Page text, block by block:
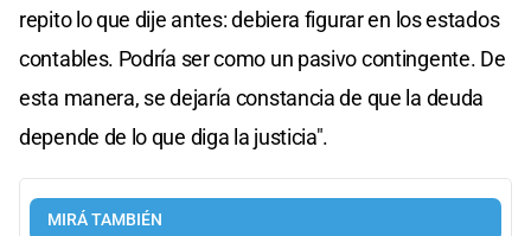
repito lo que dije antes: debiera figurar en los estados
contables. Podría ser como un pasivo contingente. De
esta manera, se dejaría constancia de que la deuda
depende de lo que diga la justicia".
MIRÁ TAMBIÉN